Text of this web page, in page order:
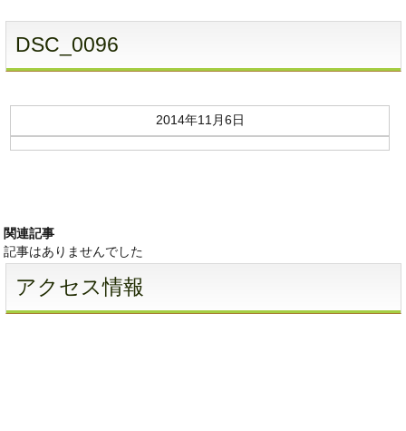
DSC_0096
2014年11月6日
関連記事
記事はありませんでした
アクセス情報